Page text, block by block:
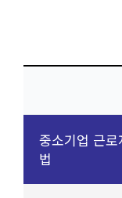
중소기업 근
법